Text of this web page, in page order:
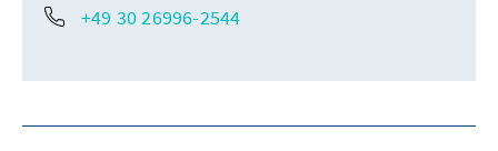
+49 30 26996-2544